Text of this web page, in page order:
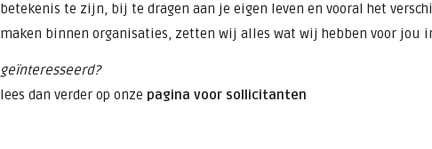
betekenis te zijn, bij te dragen aan je eigen leven en vooral het
maken binnen organisaties, zetten wij alles wat wij hebben voor jou
geïnteresseerd?
lees dan verder op onze pagina voor sollicitanten